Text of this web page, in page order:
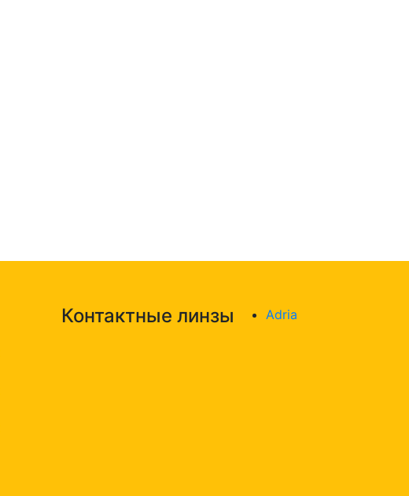
Контактные линзы Adria